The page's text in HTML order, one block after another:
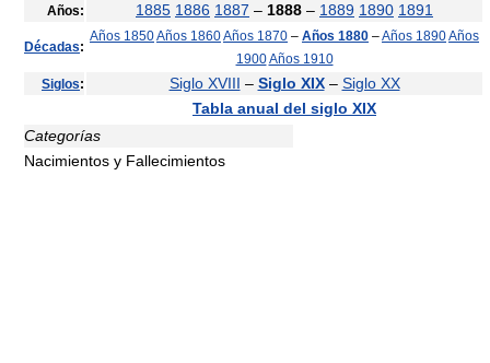
Años: 1885 1886 1887 – 1888 – 1889 1890 1891
Décadas:
Años 1850Años 1860Años 1870 – Años 1880 –Años 1890Años
1900Años 1910
Siglos: Siglo XVIII – Siglo XIX– Siglo XX
Tabla anual del siglo XIX
Categorías
Nacimientos y Fallecimientos